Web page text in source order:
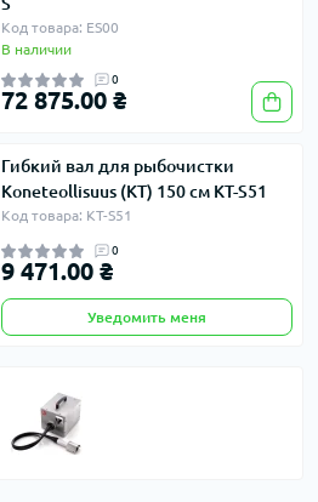
S
Код товара: ES00
В наличии
0
72 875.00 ₴
Гибкий вал для рыбочистки
Koneteollisuus (KT) 150 см KT-S51
Код товара: KT-S51
0
9 471.00 ₴
Уведомить меня